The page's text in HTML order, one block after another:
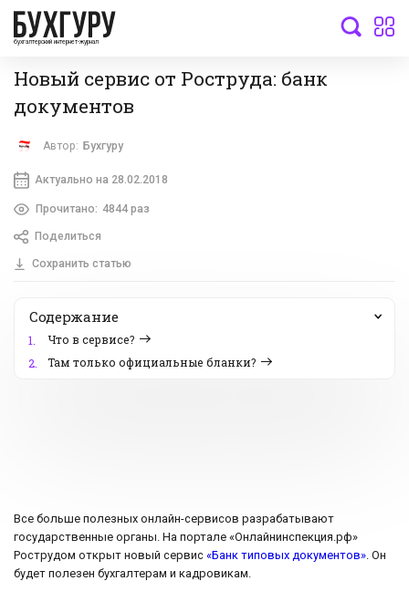
бухгалтерский интернет-журнал
Новый сервис от Роструда: банк
документов
Автор: Бухгуру
Актуально на 28.02.2018
Прочитано: 4844 раз
Поделиться
Сохранить статью
Содержание
1.
Что в сервисе?
2.
Там только официальные бланки?
Все больше полезных онлайн-сервисов разрабатывают
государственные органы. На портале «Онлайнинспекция.рф»
Рострудом открыт новый сервис «Банк типовых документов». Он
будет полезен бухгалтерам и кадровикам.